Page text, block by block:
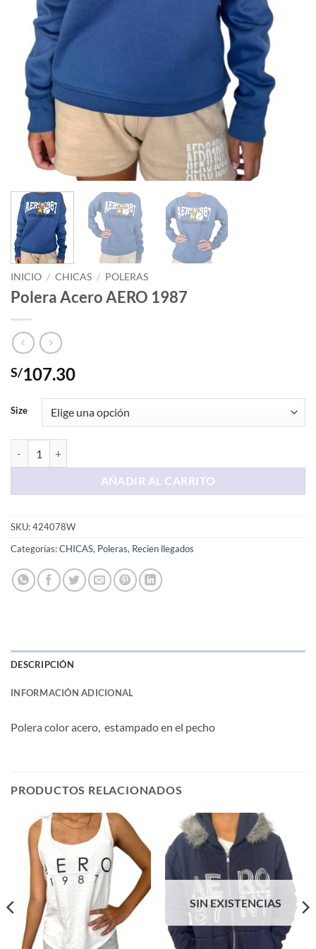
INICIO / CHICAS / POLERAS
Polera Acero AERO 1987
S/107.30
Size
AÑADIR AL CARRITO
SKU:424078W
Categorías:CHICAS, Poleras, Recien llegados
DESCRIPCIÓN
INFORMACIÓN ADICIONAL
Polera color acero, estampado en el pecho
PRODUCTOS RELACIONADOS
SIN EXISTENCIAS